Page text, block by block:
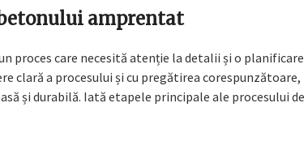
amprentat
proces care necesită atenție la detalii și o planificare
clară a procesului și cu pregătirea corespunzătoare,
și durabilă. Iată etapele principale ale procesului de